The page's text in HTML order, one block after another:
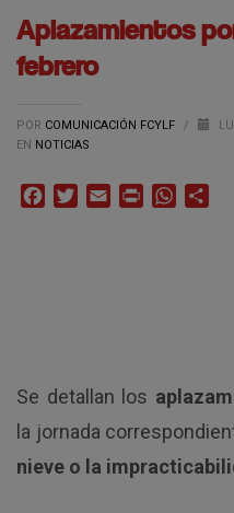
Aplazamientos
febrero
POR COMUNICACIÓN FCYLF /
EN NOTICIAS
FacebookTwitterEmail Print
Se detallan los
la jornada
nieve o la